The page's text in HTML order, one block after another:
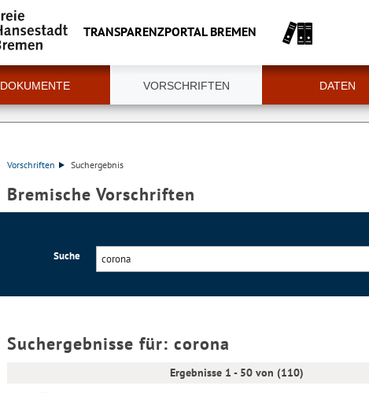
TRANSPARENZPORTAL BREMEN
DOKUMENTE VORSCHRIFTEN DATEN
Vorschriften Suchergebnis
Bremische Vorschriften
Suche
Suchergebnisse für: corona
Ergebnisse 1 - 50 von (110)